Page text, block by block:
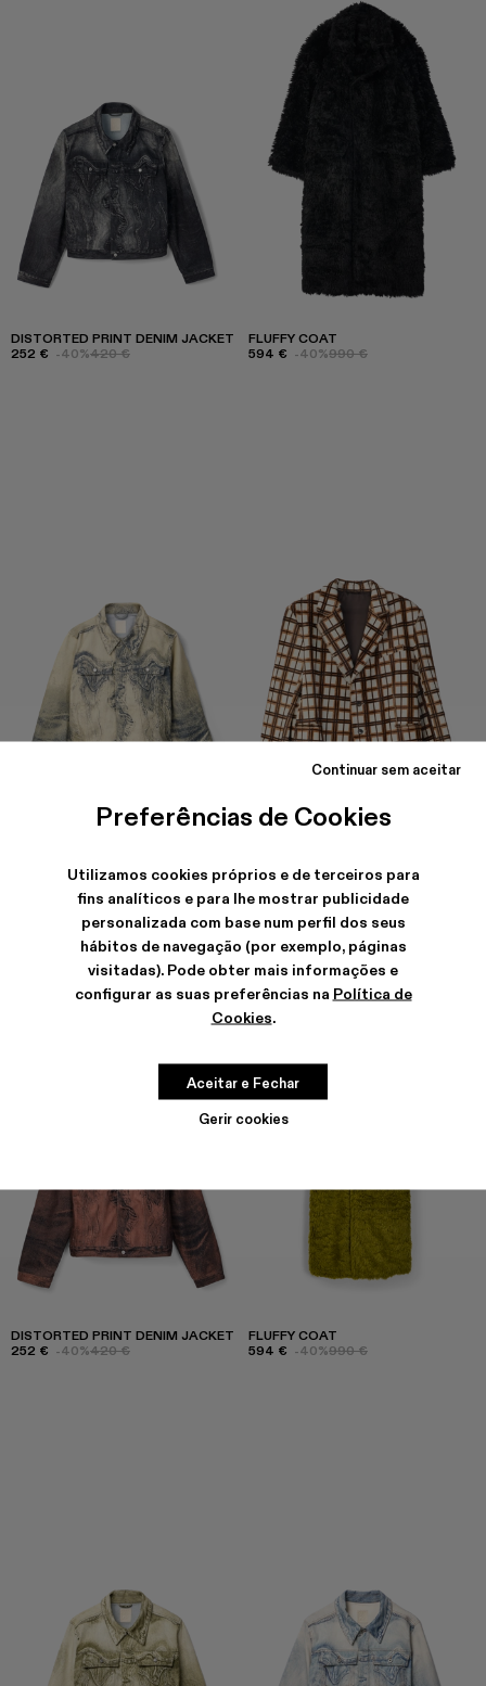
Preferências de Cookies
Utilizamos cookies próprios e de terceiros para
fins analíticos e para lhe mostrar publicidade
personalizada com base num perfil dos seus
hábitos de navegação (por exemplo, páginas
visitadas). Pode obter mais informações e
configurar as suas preferências na Política de
Cookies.
Gerir cookies
Continuar sem aceitar
Aceitar e Fechar
DISTORTED PRINT DENIM JACKET
252 € -40%420 €
FLUFFY COAT
594 € -40%990 €
DISTORTED PRINT DENIM JACKET
252 € -40%420 €
FLUFFY COAT
594 € -40%990 €